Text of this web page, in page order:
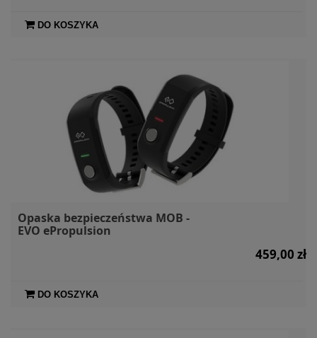
DO KOSZYKA
Opaska bezpieczeństwa MOB -
EVO ePropulsion
459,00 zł
DO KOSZYKA